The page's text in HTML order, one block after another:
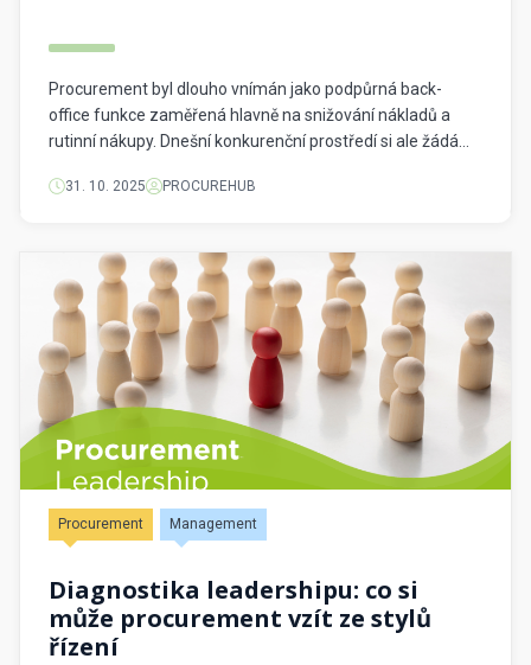
Procurement byl dlouho vnímán jako podpůrná back-
office funkce zaměřená hlavně na snižování nákladů a
rutinní nákupy. Dnešní konkurenční prostředí si ale žádá
nejsou jen podpůrné služby – jsou strategickými motory
Popisuje jej jako […]
31. 10. 2025 PROCUREHUB
Procurement Management
Diagnostika leadershipu: co si
může procurement vzít ze stylů
řízení